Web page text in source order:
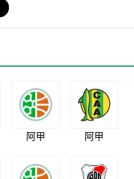
阿甲 阿甲